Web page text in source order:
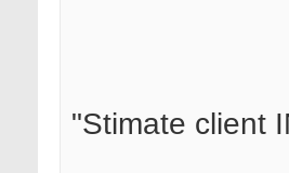
"Stimate client